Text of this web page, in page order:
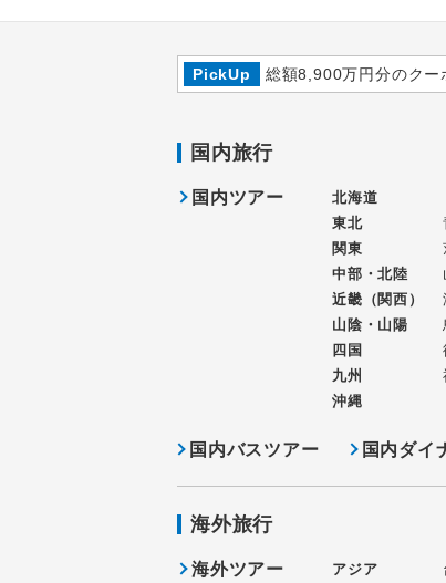
PickUp 総額8,900万円分のク
国内旅行
国内ツアー
北海道
東北
関東
中部・北陸
近畿（関西）
山陰・山陽
四国
九州
沖縄
国内バスツアー 国内ダイ
海外旅行
海外ツアー アジア